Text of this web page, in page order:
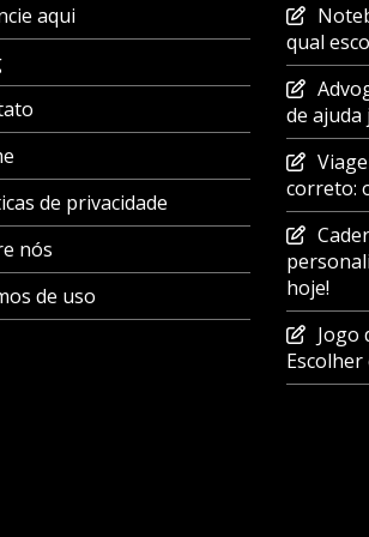
aqui
de privacidade
nós
de uso
qual
de ajuda
correto:
hoje!
Jogo